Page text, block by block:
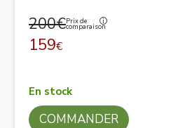
200€Prix de
comparaison
159€
En stock
COMMANDER